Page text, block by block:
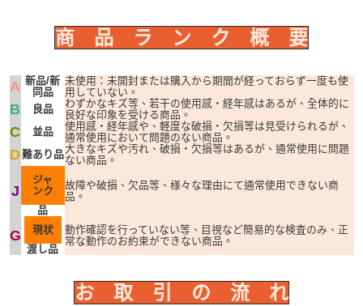
商 品 ラ ン ク 概 要
A 新品/新
同品
未使用：未開封または購入から期間が経っておらず一度も使
用していない。
B 良品
わずかなキズ等、若干の使用感・経年感はあるが、全体的に
良好な印象を受ける商品。
C 並品
使用感・経年感や、軽度な破損・欠損等は見受けられるが、
通常使用において問題のない商品。
D難あり品大きなキズや汚れ、破損・欠損等はあるが、通常使用に問題
ない商品。
J
ジャ
ンク
品
故障や破損、欠品等、様々な理由にて通常使用できない商
品。
G
現状
渡し品
動作確認を行っていない等、目視など簡易的な検査のみ、正
常な動作のお約束ができない商品。
お 取 引 の 流 れ